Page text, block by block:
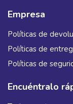
Empresa
Políticas de
Políticas de
Políticas de
Encuéntralo